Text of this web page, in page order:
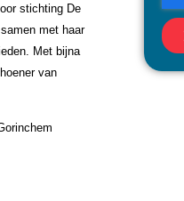
stichting De
met haar
Met bijna
van